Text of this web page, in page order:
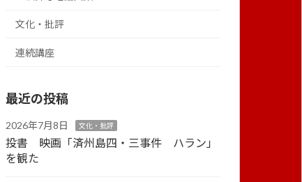
文化・批評
連続講座
最近の投稿
2026年7月8日 文化・批評
投書 映画「済州島四・三事件 ハラン」
を観た